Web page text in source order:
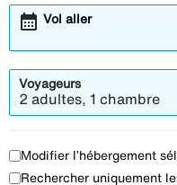
Vol aller
calendar_month
Voyageurs
2 adultes, 1 chambre
Modifier l’hébergement
Rechercher uniquement